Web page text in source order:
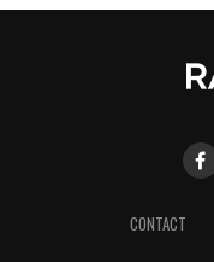
CONTACT